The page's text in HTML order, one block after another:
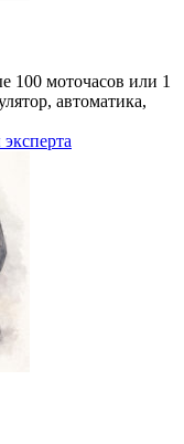
100 моточасов или 1
автоматика,